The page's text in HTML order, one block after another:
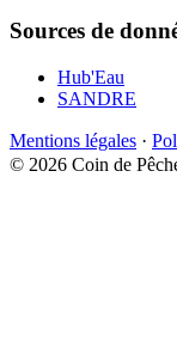
Sources de
Hub'Eau
SANDRE
Mentions légales ·
© 2026 Coin de